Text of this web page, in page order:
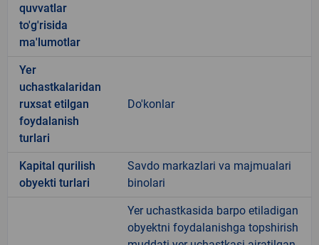
quvvatlar
to'g'risida
ma'lumotlar
Yer
uchastkalaridan
ruxsat etilgan
foydalanish
turlari
Do'konlar
Kapital qurilish
obyekti turlari
Savdo markazlari va majmualari
binolari
Yer uchastkasida barpo etiladigan
obyektni foydalanishga topshirish